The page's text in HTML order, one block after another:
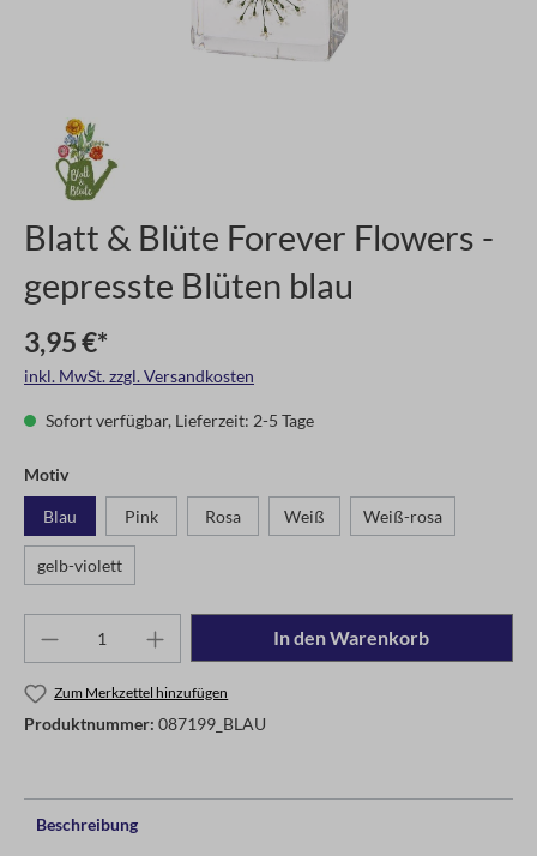
Blatt & Blüte Forever Flowers -
gepresste Blüten blau
3,95 €*
inkl. MwSt. zzgl. Versandkosten
Sofort verfügbar, Lieferzeit: 2-5 Tage
Motiv
Blau Pink Rosa Weiß Weiß-rosa
gelb-violett
In den Warenkorb
Zum Merkzettel hinzufügen
Produktnummer: 087199_BLAU
Beschreibung